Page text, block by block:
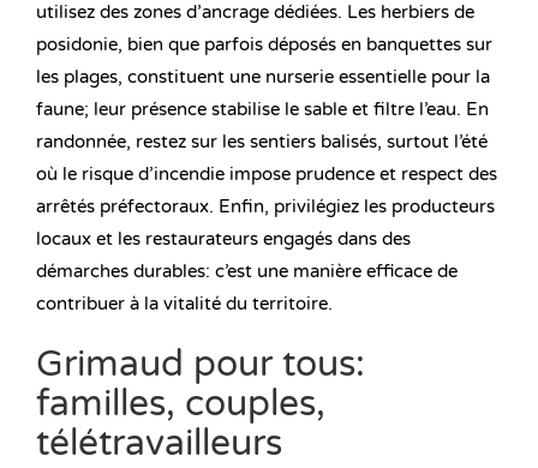
utilisez des zones d’ancrage dédiées. Les herbiers de
posidonie, bien que parfois déposés en banquettes sur
les plages, constituent une nurserie essentielle pour la
faune; leur présence stabilise le sable et filtre l’eau. En
randonnée, restez sur les sentiers balisés, surtout l’été
où le risque d’incendie impose prudence et respect des
arrêtés préfectoraux. Enfin, privilégiez les producteurs
locaux et les restaurateurs engagés dans des
démarches durables: c’est une manière efficace de
contribuer à la vitalité du territoire.
Grimaud pour tous:
familles, couples,
télétravailleurs